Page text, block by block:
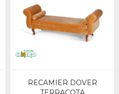
RECAMIER DOVER